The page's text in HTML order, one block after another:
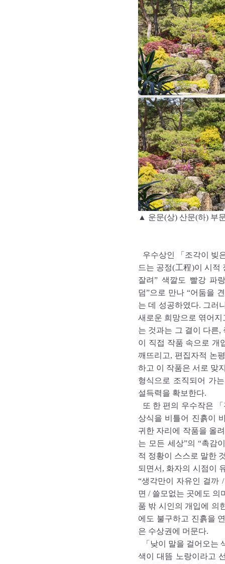
▲ 운문(상) 산문(하) 부
우수상인 「조각이 빚
드는 공정(工程)이 시적
잘려” 색깔도 빨강 파
덤”으로 만나 “어둠을
는 데 성공하였다. 그러
새로운 희망으로 엮어
는 것과는 그 결이 다른,
이 직접 작품 속으로 개
깨뜨리고, 편집자적 논
하고 이 작품은 서로 맞
형식으로 조직되어 가
설득력을 확보한다.
또 한 편의 우수작은
상식을 비틀어 진흙이
귀한 자리에 작품을 올
는 모든 세상”의 “촉감
적 정황이 스스로 말한
되면서, 화자의 시점이
“생각만이 자유인 걸까
면 / 쓸모없는 곳에도 의
품 밖 시인의 개입에 의
에도 불구하고 진흙을
은 수상권에 머문다.
「낮이 말을 걸어오는
색이 대뜸 노랑이라고